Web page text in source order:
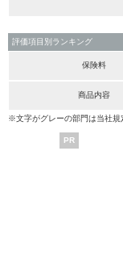
評価項目別ランキング
保険料
商品内容
※文字がグレーの部門は当社規
PR